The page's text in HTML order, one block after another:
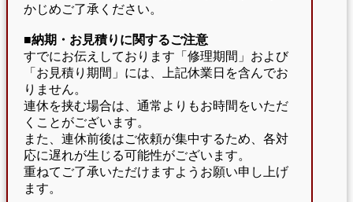
かじめご了承ください。
■納期・お見積りに関するご注意
すでにお伝えしております「修理期間」および
「お見積り期間」には、上記休業日を含んでお
りません。
連休を挟む場合は、通常よりもお時間をいただ
くことがございます。
また、連休前後はご依頼が集中するため、各対
応に遅れが生じる可能性がございます。
重ねてご了承いただけますようお願い申し上げ
ます。